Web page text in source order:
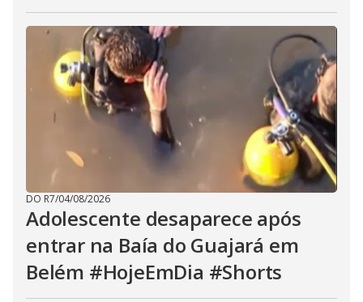
DO R7/04/08/2026
Adolescente desaparece após
entrar na Baía do Guajará em
Belém #HojeEmDia #Shorts